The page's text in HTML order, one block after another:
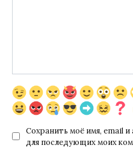
Сохранить моё имя, email и
для последующих моих